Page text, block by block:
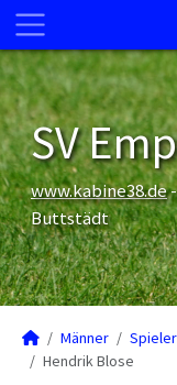
SV
www.kabine38.de-
Buttstädt
Männer
Hendrik Blose